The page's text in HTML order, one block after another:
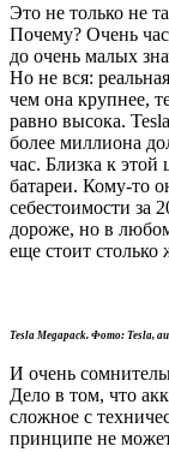
Это не только не
Почему? Очень
до очень малых
Но не вся:
чем она крупнее,
равно высока.
более миллиона
час. Близка к этой
батареи. Кому-то
себестоимости за
дороже, но в
еще стоит
Tesla Megapack. Фото: Tesla,
И очень
Дело в том, что
сложное с
принципе не